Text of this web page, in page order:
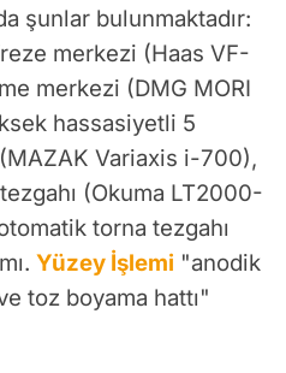
şunlar bulunmaktadır:
merkezi (Haas VF-
merkezi (DMG MORI
hassasiyetli 5
Variaxis i-700),
(Okuma LT2000-
torna tezgahı
Yüzey İşlemi "anodik
toz boyama hattı"